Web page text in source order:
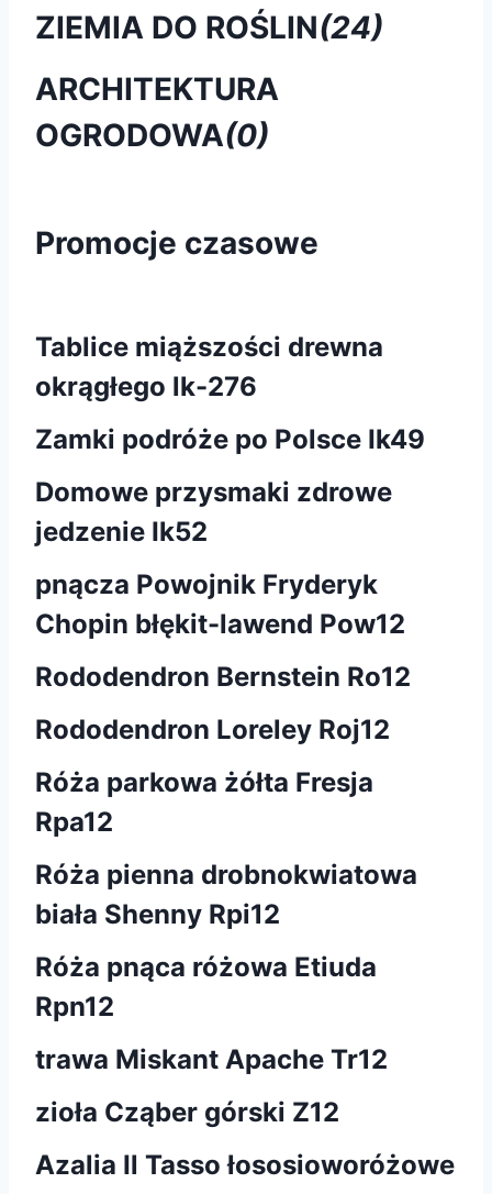
ZIEMIA DO ROŚLIN(24)
ARCHITEKTURA
OGRODOWA(0)
Promocje czasowe
Tablice miąższości drewna
okrągłego lk-276
Zamki podróże po Polsce Ik49
Domowe przysmaki zdrowe
jedzenie Ik52
pnącza Powojnik Fryderyk
Chopin błękit-lawend Pow12
Rododendron Bernstein Ro12
Rododendron Loreley Roj12
Róża parkowa żółta Fresja
Rpa12
Róża pienna drobnokwiatowa
biała Shenny Rpi12
Róża pnąca różowa Etiuda
Rpn12
trawa Miskant Apache Tr12
zioła Cząber górski Z12
Azalia Il Tasso łososioworóżowe